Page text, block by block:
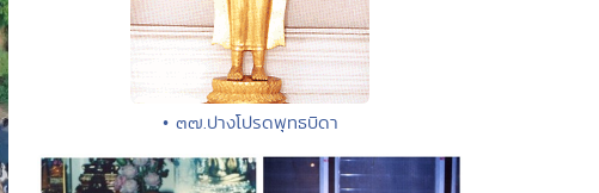
• ๓๗.ปางโปรดพุทธบิดา